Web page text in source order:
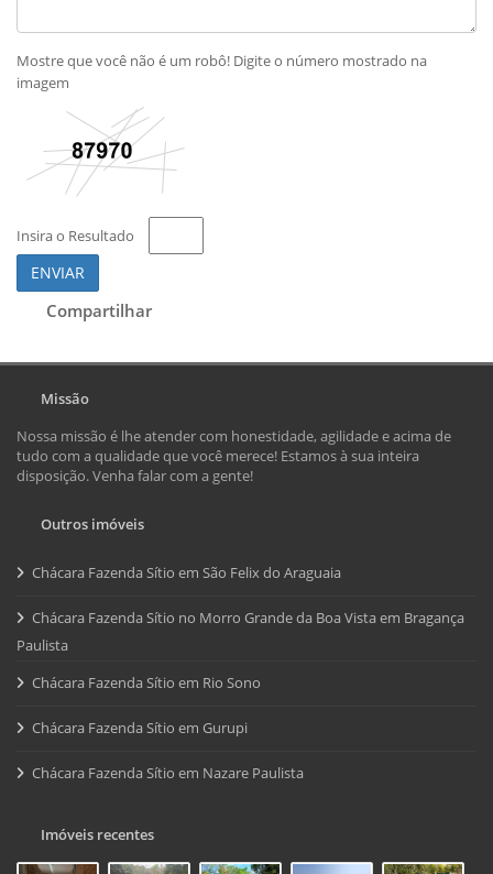
Mostre que você não é um robô! Digite o número mostrado na
imagem
Insira o Resultado
ENVIAR
Compartilhar
Missão
Nossa missão é lhe atender com honestidade, agilidade e acima de
tudo com a qualidade que você merece! Estamos à sua inteira
disposição. Venha falar com a gente!
Outros imóveis
Chácara Fazenda Sítio em São Felix do Araguaia
Chácara Fazenda Sítio no Morro Grande da Boa Vista em Bragança
Paulista
Chácara Fazenda Sítio em Rio Sono
Chácara Fazenda Sítio em Gurupi
Chácara Fazenda Sítio em Nazare Paulista
Imóveis recentes